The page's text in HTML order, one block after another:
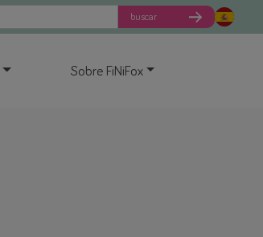
buscar
Sobre FiNiFox